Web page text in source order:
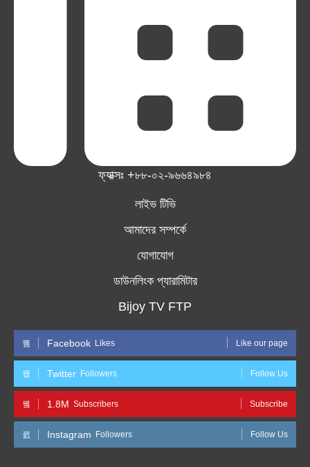
ফ্যাক্সঃ +৮৮-০২-৯৬৬৪৯৮৪
লাইভ টিভি
আমাদের সম্পর্কে
যোগাযোগ
ডাউনলিংক প্যারামিটার
Bijoy TV FTP
Facebook Likes Like our page
Twitter Followers Follow Us
1.8M Subscribers Subscribe
Instagram Followers Follow Us